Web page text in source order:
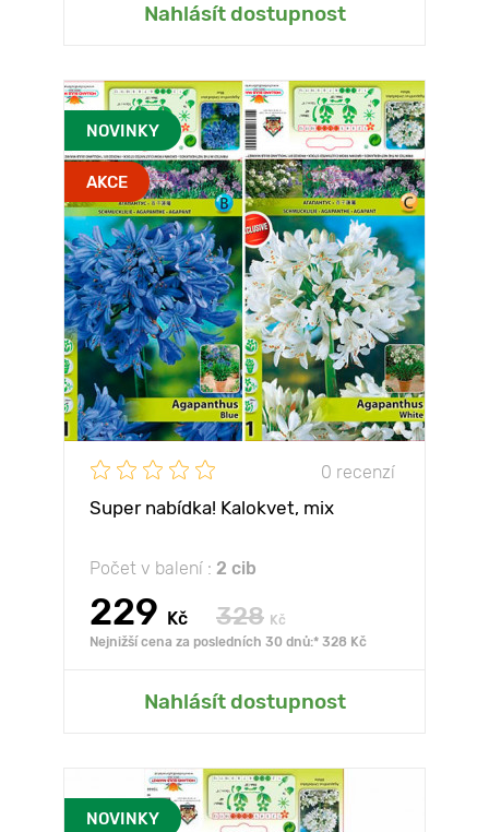
Nahlásít dostupnost
NOVINKY
AKCE
0 recenzí
Super nabídka! Kalokvet, mix
Počet v balení : 2 cib
229 Kč 328 Kč
Nejnižší cena za posledních 30 dnů:* 328 Kč
Nahlásít dostupnost
NOVINKY